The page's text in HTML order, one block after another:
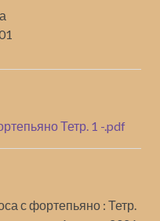
Тетр. 1 -.pdf
с фортепьяно : Тетр.